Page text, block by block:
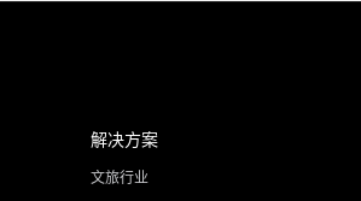
解决方案
文旅行业